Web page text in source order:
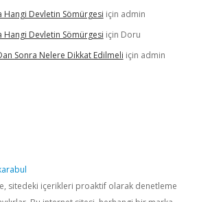
Hangi Devletin Sömürgesi için admin
Hangi Devletin Sömürgesi için Doru
Sonra Nelere Dikkat Edilmeli için admin
sitedeki içerikleri proaktif olarak denetleme